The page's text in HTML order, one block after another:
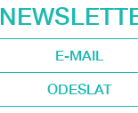
ODESLAT